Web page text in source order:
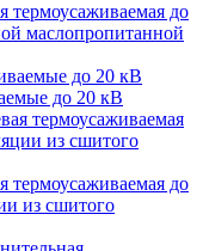
термоусаживаемая до
маслопропитанной
до 20 кВ
термоусаживаемая до
из сшитого